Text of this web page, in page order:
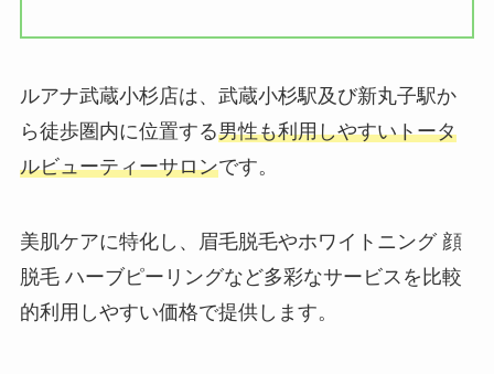
ルアナ武蔵小杉店は、武蔵小杉駅及び新丸子駅か
ら徒歩圏内に位置する男性も利用しやすいトータ
ルビューティーサロンです。
美肌ケアに特化し、眉毛脱毛やホワイトニング 顔
脱毛 ハーブピーリングなど多彩なサービスを比較
的利用しやすい価格で提供します。